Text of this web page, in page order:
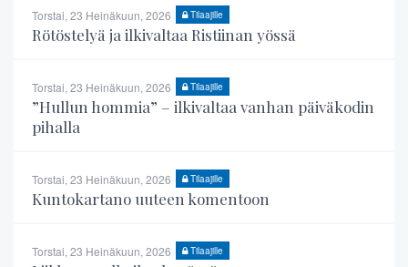
Torstai, 23 Heinäkuun, 2026 Tilaajille
Rötöstelyä ja ilkivaltaa Ristiinan yössä
Torstai, 23 Heinäkuun, 2026 Tilaajille
”Hullun hommia” – ilkivaltaa vanhan päiväkodin
pihalla
Torstai, 23 Heinäkuun, 2026 Tilaajille
Kuntokartano uuteen komentoon
Torstai, 23 Heinäkuun, 2026 Tilaajille